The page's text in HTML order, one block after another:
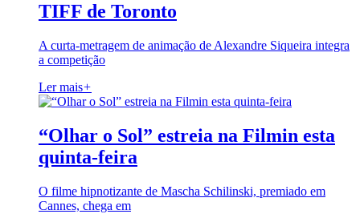
TIFF de Toronto
A curta-metragem de animação de Alexandre Siqueira integra
a competição
Ler mais+
“Olhar o Sol” estreia na Filmin esta
quinta-feira
O filme hipnotizante de Mascha Schilinski, premiado em
Cannes, chega em